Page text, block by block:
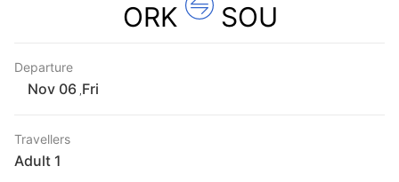
SOU
ORK
Departure
Fri
Travellers
1 Adult